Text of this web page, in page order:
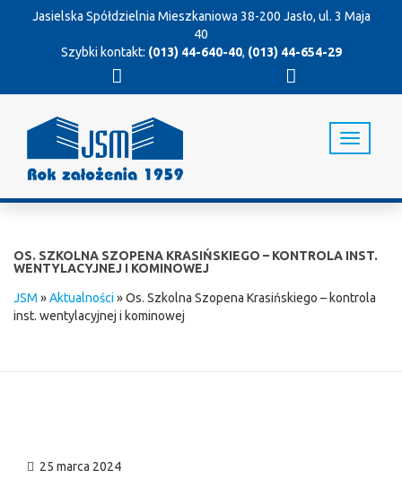
Jasielska Spółdzielnia Mieszkaniowa 38-200 Jasło, ul. 3 Maja
40
Szybki kontakt: (013) 44-640-40, (013) 44-654-29
T
o
i
i
OS. SZKOLNA SZOPENA KRASIŃSKIEGO – KONTROLA INST.
WENTYLACYJNEJ I KOMINOWEJ
JSM »Aktualności»Os. Szkolna Szopena Krasińskiego – kontrola
inst. wentylacyjnej i kominowej
25 marca 2024